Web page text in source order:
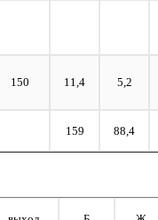
150 11,4 5,2
159 88,4